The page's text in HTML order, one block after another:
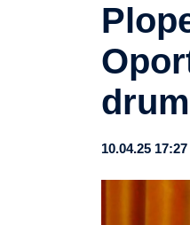
10.04.25 17:27